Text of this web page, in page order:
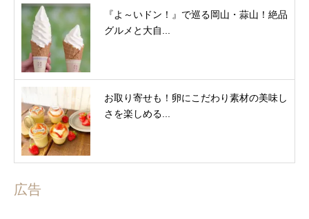
『よ～いドン！』で巡る岡山・蒜山！絶品
グルメと大自...
お取り寄せも！卵にこだわり素材の美味し
さを楽しめる...
広告